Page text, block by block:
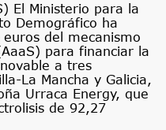
El Ministerio para la
Demográfico ha
del mecanismo
para financiar la
a tres
La Mancha y Galicia,
Urraca Energy, que
de 92,27